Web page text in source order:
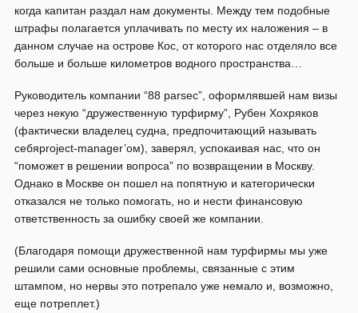
когда капитан раздал нам документы. Между тем подобные
штрафы полагается уплачивать по месту их наложения – в
данном случае на острове Кос, от которого нас отделяло все
больше и больше километров водного пространства…
Руководитель компании “88 parsec”, оформлявшей нам визы
через некую “дружественную турфирму”, Рубен Хохряков
(фактически владелец судна, предпочитающий называть
себяproject-manager’ом), заверял, успокаивая нас, что он
“поможет в решении вопроса” по возвращении в Москву.
Однако в Москве он пошел на попятную и категорически
отказался не только помогать, но и нести финансовую
ответственность за ошибку своей же компании.
(Благодаря помощи дружественной нам турфирмы мы уже
решили сами основные проблемы, связанные с этим
штампом, но нервы это потрепало уже немало и, возможно,
еще потреплет.)